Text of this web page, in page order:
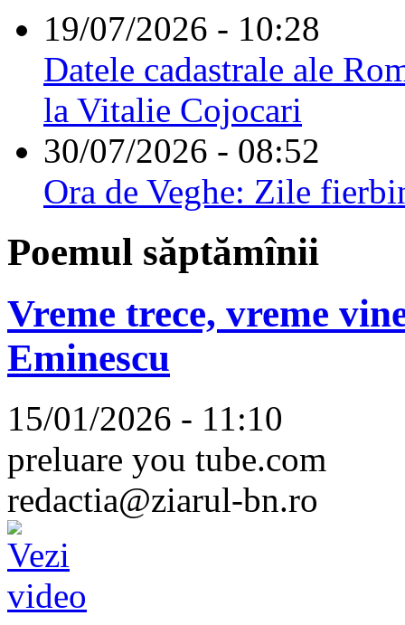
19/07/2026 - 10:28
Datele cadastrale ale
la Vitalie Cojocari
30/07/2026 - 08:52
Ora de Veghe: Zile
Poemul săptămînii
Vreme trece, vreme
Eminescu
15/01/2026 - 11:10
preluare you tube.com
redactia@ziarul-bn.ro